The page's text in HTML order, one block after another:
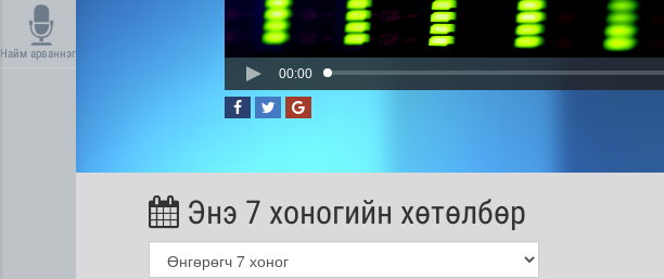
Найм арваннэг
00:00
Энэ 7 хоногийн хөтөлбөр